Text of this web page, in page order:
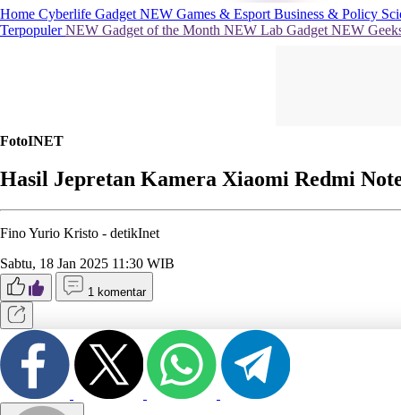
Home Cyberlife Gadget NEW Games & Esport Business & Policy
TerpopulerNEW Gadget of the Month NEW Lab Gadget NEW
FotoINET
Hasil Jepretan Kamera Xiaomi Redmi
Fino Yurio Kristo - detikInet
Sabtu, 18 Jan 2025 11:30 WIB
1 komentar